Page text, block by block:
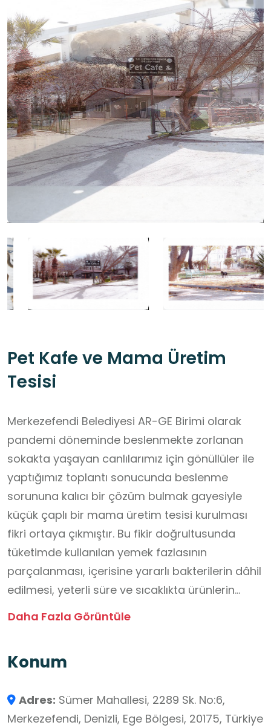
Pet Kafe ve Mama Üretim
Tesisi
Merkezefendi Belediyesi AR-GE Birimi olarak
pandemi döneminde beslenmekte zorlanan
sokakta yaşayan canlılarımız için gönüllüler ile
yaptığımız toplantı sonucunda beslenme
sorununa kalıcı bir çözüm bulmak gayesiyle
küçük çaplı bir mama üretim tesisi kurulması
fikri ortaya çıkmıştır. Bu fikir doğrultusunda
tüketimde kullanılan yemek fazlasının
parçalanması, içerisine yararlı bakterilerin dâhil
edilmesi, yeterli süre ve sıcaklıkta ürünlerin
pişirilmesi ile sokakta yaşayan canlılarımızın
İfade edilen hedeflere ulaşmak için yapılan
içerisindeki özel hastaneler, kamu kurumları,
fabrikalar, oteller, fırınlar ve restoranlardan her
Daha Fazla Görüntüle
Konum
Adres: Sümer Mahallesi, 2289 Sk. No:6,
Merkezefendi, Denizli, Ege Bölgesi, 20175, Türkiye